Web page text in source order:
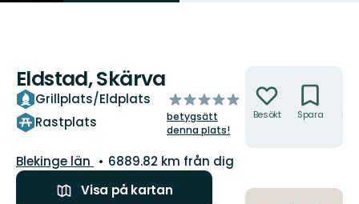
Eldstad, Skärva
Grillplats/Eldplats
Rastplats
av
5
stjärnor
betygsätt
denna plats!
Län:
Blekinge län
6889.82 km från dig
Visa på kartan
Besökt Spara